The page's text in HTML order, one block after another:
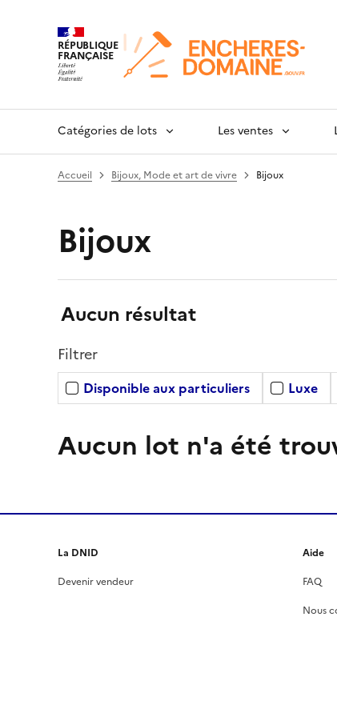
RÉPUBLIQUE
FRANÇAISE
Catégories de lots Les ventes
Accueil Bijoux, Mode et art de vivre Bijoux
Bijoux
Résultats:
Aucun résultat
Filtrer
Disponible aux particuliers Luxe
Aucun lot n'a été
La DNID
Devenir vendeur
Aide
FAQ
Nous